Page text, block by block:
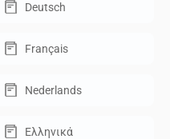
Deutsch
Français
Nederlands
Ελληνικά